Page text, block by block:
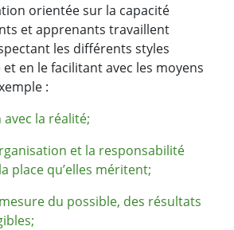
orientée sur la capacité
et apprenants travaillent
les différents styles
et en le facilitant avec les moyens
:
la réalité;
et la responsabilité
place qu’elles méritent;
du possible, des résultats